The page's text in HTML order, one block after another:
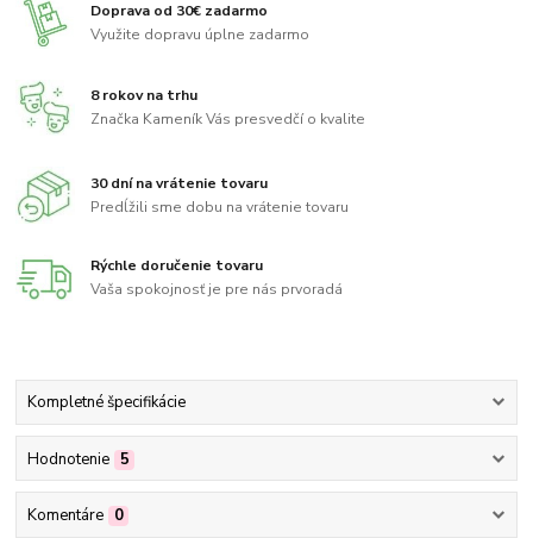
Doprava od 30€ zadarmo
Využite dopravu úplne zadarmo
8 rokov na trhu
Značka Kameník Vás presvedčí o kvalite
30 dní na vrátenie tovaru
Predĺžili sme dobu na vrátenie tovaru
Rýchle doručenie tovaru
Vaša spokojnosť je pre nás prvoradá
Kompletné špecifikácie
Hodnotenie 5
Komentáre 0